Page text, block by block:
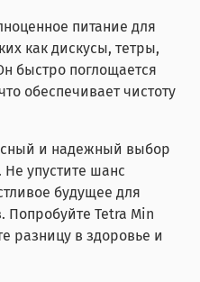
питание для
как дискусы, тетры,
быстро поглощается
обеспечивает чистоту
и надежный выбор
упустите шанс
будущее для
Tetra Min
разницу в здоровье и